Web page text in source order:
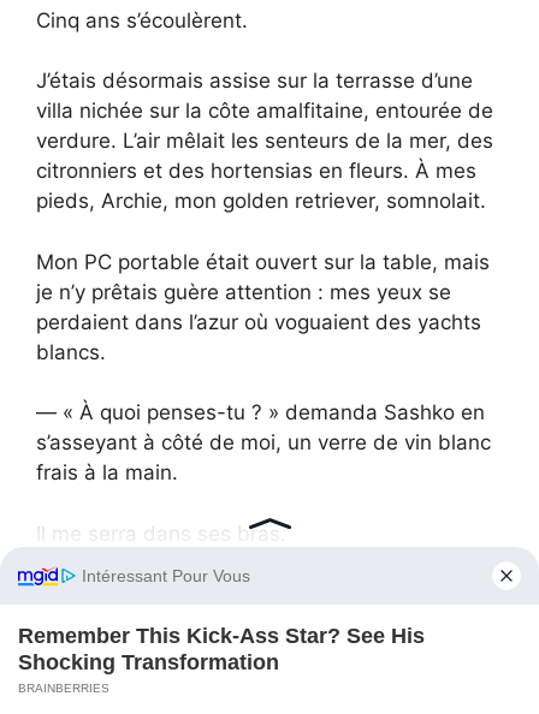
Cinq ans s’écoulèrent.
J’étais désormais assise sur la terrasse d’une
villa nichée sur la côte amalfitaine, entourée de
verdure. L’air mêlait les senteurs de la mer, des
citronniers et des hortensias en fleurs. À mes
pieds, Archie, mon golden retriever, somnolait.
Mon PC portable était ouvert sur la table, mais
je n’y prêtais guère attention : mes yeux se
perdaient dans l’azur où voguaient des yachts
blancs.
— « À quoi penses-tu ? » demanda Sashko en
s’asseyant à côté de moi, un verre de vin blanc
frais à la main.
Il me serra dans ses bras.
— « Je repensais… »
— « À de bons souvenirs ? » ses yeux brillaient
de tendresse.